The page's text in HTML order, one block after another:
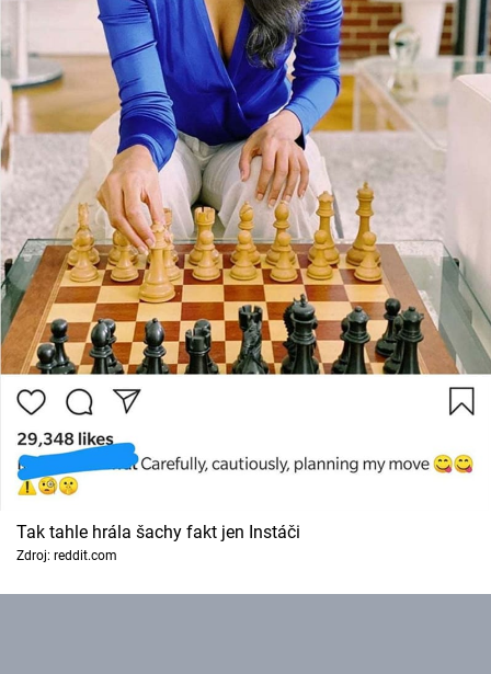
Tak tahle hrála šachy fakt jen Instáči
Zdroj: reddit.com